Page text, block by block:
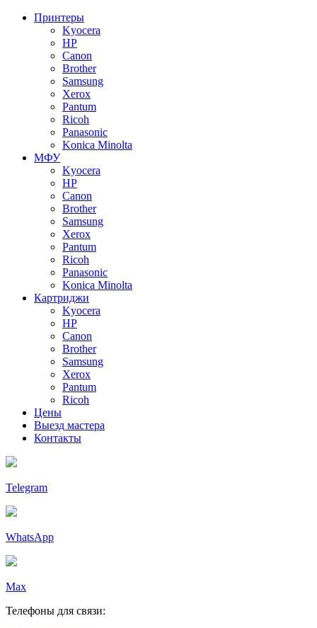
Принтеры
Kyocera
HP
Canon
Brother
Samsung
Xerox
Pantum
Ricoh
Panasonic
Konica Minolta
МФУ
Kyocera
HP
Canon
Brother
Samsung
Xerox
Pantum
Ricoh
Panasonic
Konica Minolta
Картриджи
Kyocera
HP
Canon
Brother
Samsung
Xerox
Pantum
Ricoh
Цены
Выезд мастера
Контакты
Telegram
WhatsApp
Max
Телефоны для связи: